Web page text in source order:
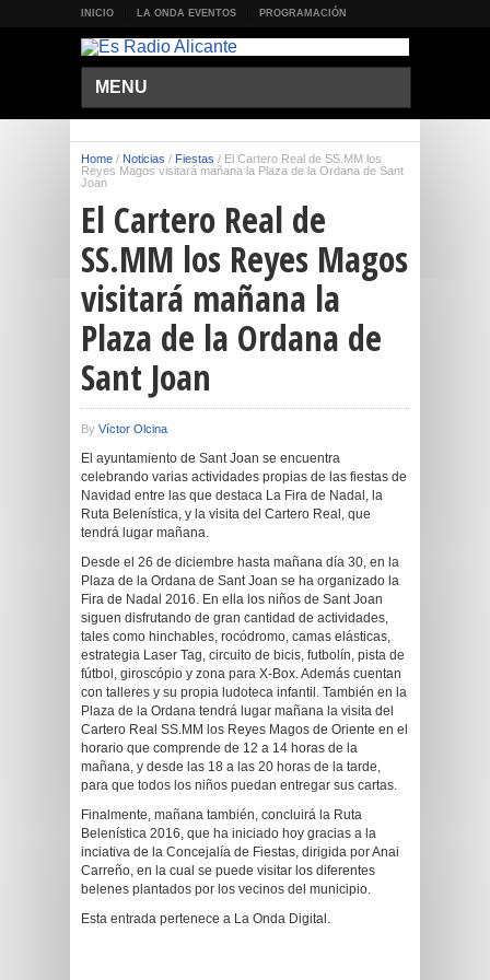
INICIO LA ONDA EVENTOS PROGRAMACIÓN
MENU
Home / Noticias / Fiestas / El Cartero Real de SS.MM los
Reyes Magos visitará mañana la Plaza de la Ordana de Sant
Joan
El Cartero Real de
SS.MM los Reyes Magos
visitará mañana la
Plaza de la Ordana de
Sant Joan
By Víctor Olcina
El ayuntamiento de Sant Joan se encuentra
celebrando varias actividades propias de las fiestas de
Navidad entre las que destaca La Fira de Nadal, la
Ruta Belenística, y la visita del Cartero Real, que
tendrá lugar mañana.
Desde el 26 de diciembre hasta mañana día 30, en la
Plaza de la Ordana de Sant Joan se ha organizado la
Fira de Nadal 2016. En ella los niños de Sant Joan
siguen disfrutando de gran cantidad de actividades,
tales como hinchables, rocódromo, camas elásticas,
estrategia Laser Tag, circuito de bicis, futbolín, pista de
fútbol, giroscópio y zona para X-Box. Además cuentan
con talleres y su propia ludoteca infantil. También en la
Plaza de la Ordana tendrá lugar mañana la visita del
Cartero Real SS.MM los Reyes Magos de Oriente en el
horario que comprende de 12 a 14 horas de la
mañana, y desde las 18 a las 20 horas de la tarde,
para que todos los niños puedan entregar sus cartas.
Finalmente, mañana también, concluirá la Ruta
Belenística 2016, que ha iniciado hoy gracias a la
inciativa de la Concejalía de Fiestas, dirigida por Anai
Carreño, en la cual se puede visitar los diferentes
belenes plantados por los vecinos del municipio.
Esta entrada pertenece a La Onda Digital.